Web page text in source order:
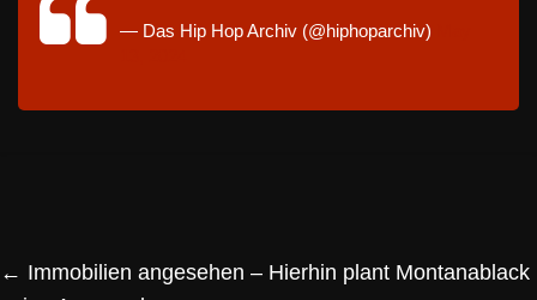
— Das Hip Hop Archiv (@hiphoparchiv)
← Immobilien angesehen – Hierhin plant Montanablack